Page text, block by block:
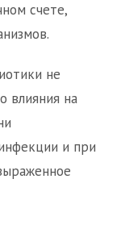
счете,
не
влияния на
и при